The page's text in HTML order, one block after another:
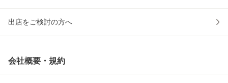
出店をご検討の方へ
会社概要・規約